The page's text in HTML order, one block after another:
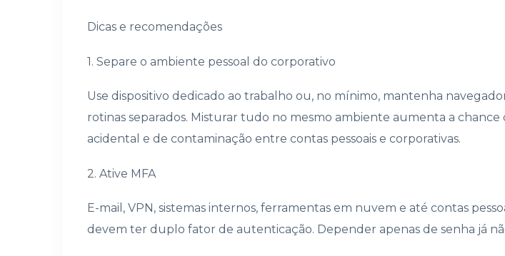
Dicas e recomendações
1. Separe o ambiente pessoal do corporativo
Use dispositivo dedicado ao trabalho ou, no mínimo, mantenha
rotinas separados. Misturar tudo no mesmo ambiente aumenta a chance
acidental e de contaminação entre contas pessoais e corporativas.
2. Ative MFA
E-mail, VPN, sistemas internos, ferramentas em nuvem e até contas
devem ter duplo fator de autenticação. Depender apenas de senha já